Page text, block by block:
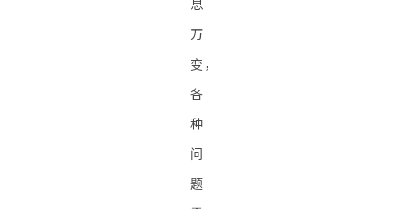
息
万
变，
各
种
问
题